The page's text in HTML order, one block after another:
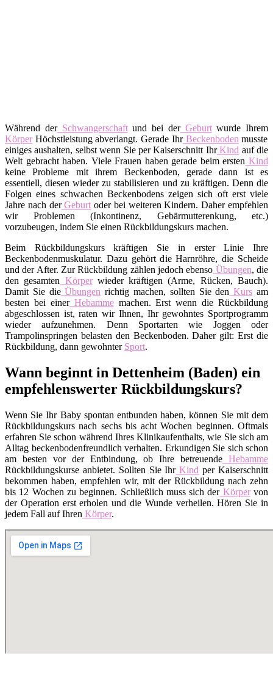
Während derSchwangerschaftund bei derGeburtwurde Ihrem
KörperHöchstleistung abverlangt. Gerade IhrBeckenboden musste
einiges aushalten, selbst wenn Sie per Kaiserschnitt IhrKind auf die
Welt gebracht haben. Viele Frauen haben gerade beim ersten Kind
keine Probleme mit ihrem Beckenboden, gerade dann ist es
essentiell, diesen wieder zu stabilisieren und zu kräftigen. Denn die
Folgen eines schwachen Beckenbodens zeigen sich oft erst viele
Jahre nach derGeburt oder bei weiteren Kindern. Daher empfehlen
wir Problemen (Inkontinenz, Gebärmutterenkung, etc.)
vorzubeugen, indem Sie einen Rückbildungskurs machen.
Beim Rückbildungskurs kräftigen Sie in erster Linie Ihre
Beckenbodenmuskulatur. Dazu gehört die Harnröhre, die Scheide
und der After. Zur Rückbildung zählen jedoch ebenso Übungen, die
den gesamten Körperwieder kräftigen (Arme, Rücken, Bauch).
Damit Sie dieÜbungen richtig machen, sollten Sie den Kurs am
besten bei einerHebammemachen. Erst wenn die Rückbildung
abgeschlossen ist, raten wir Ihnen, Ihr gewohntes Sportprogramm
wieder aufzunehmen. Denn Sportarten wie Joggen oder
Trampolinspringen belasten den Beckenboden. Daher gilt: Erst die
Rückbildung, dann gewohnter Sport.
Wann beginnt in Dettenheim (Baden) ein
empfehlenswerter Rückbildungskurs?
Wenn Sie Ihr Baby spontan entbunden haben, können Sie mit dem
Rückbildungskurs nach sechs bis acht Wochen beginnen. Oftmals
erfahren Sie schon während Ihres Klinikaufenthalts, wie Sie sich am
Alltag beckenbodenfreundlich verhalten. Erkundigen Sie sich schon
am besten vor der Entbindung, ob Ihre betreuende Hebamme
Rückbildungskurse anbietet. Sollten Sie IhrKind per Kaiserschnitt
bekommen haben, empfehlen wir, mit der Rückbildung nach zehn
bis 12 Wochen zu beginnen. Schließlich muss sich derKörpervon
der Operation erst erholen und die Wunde verheilen. Hören Sie in
jedem Fall auf Ihren Körper.